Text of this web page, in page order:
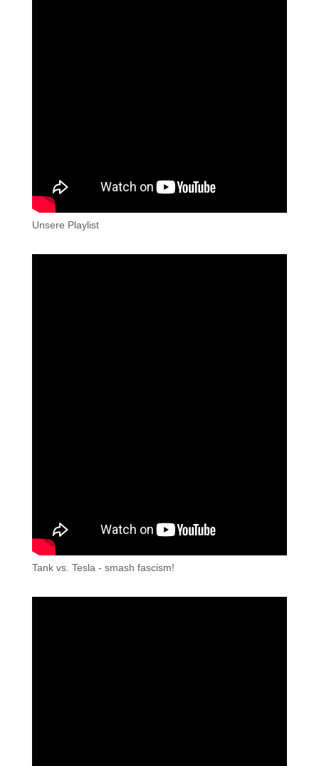
Unsere Playlist
Tank vs. Tesla - smash fascism!